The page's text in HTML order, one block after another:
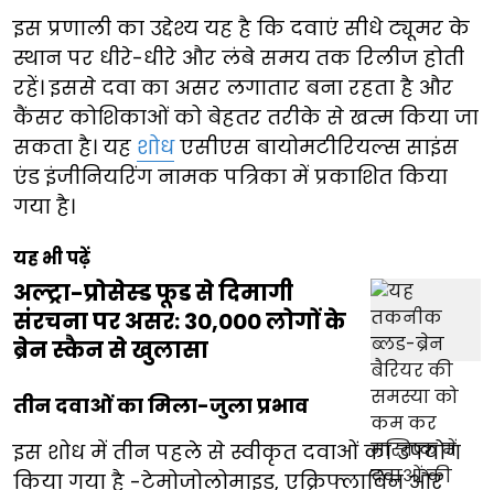
इस प्रणाली का उद्देश्य यह है कि दवाएं सीधे ट्यूमर के
स्थान पर धीरे-धीरे और लंबे समय तक रिलीज होती
रहें। इससे दवा का असर लगातार बना रहता है और
कैंसर कोशिकाओं को बेहतर तरीके से खत्म किया जा
सकता है। यह शोधएसीएस बायोमटीरियल्स साइंस
एंड इंजीनियरिंग नामक पत्रिका में प्रकाशित किया
गया है।
यह भी पढ़ें
अल्ट्रा-प्रोसेस्ड फूड से दिमागी
संरचना पर असर: 30,000 लोगों के
ब्रेन स्कैन से खुलासा
तीन दवाओं का मिला-जुला प्रभाव
इस शोध में तीन पहले से स्वीकृत दवाओं का उपयोग
किया गया है -टेमोजोलोमाइड, एक्रिफ्लाविन और